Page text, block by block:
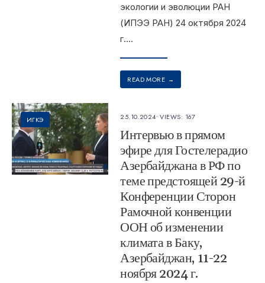
экологии и эволюции РАН
(ИПЭЭ РАН) 24 октября 2024
г....
READ MORE →
ИГКЭ 25.10.2024•VIEWS: 167
Интервью в прямом
эфире для Гостелерадио
Азербайджана в РФ по
теме предстоящей 29-й
Конференции Сторон
Рамочной конвенции
ООН об изменении
климата в Баку,
Азербайджан, 11-22
ноября 2024 г.